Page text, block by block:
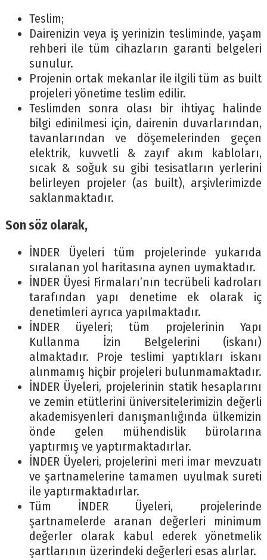
Teslim;
Dairenizin veya iş yerinizin tesliminde, yaşam
rehberi ile tüm cihazların garanti belgeleri
sunulur.
Projenin ortak mekanlar ile ilgili tüm as built
projeleri yönetime teslim edilir.
Teslimden sonra olası bir ihtiyaç halinde
bilgi edinilmesi için, dairenin duvarlarından,
tavanlarından ve döşemelerinden geçen
elektrik, kuvvetli & zayıf akım kabloları,
sıcak & soğuk su gibi tesisatların yerlerini
belirleyen projeler (as built), arşivlerimizde
saklanmaktadır.
Son söz olarak,
İNDER Üyeleri tüm projelerinde yukarıda
sıralanan yol haritasına aynen uymaktadır.
İNDER Üyesi Firmaları’nın tecrübeli kadroları
tarafından yapı denetime ek olarak iç
denetimleri ayrıca yapılmaktadır.
İNDER üyeleri; tüm projelerinin Yapı
Kullanma İzin Belgelerini (iskanı)
almaktadır. Proje teslimi yaptıkları iskanı
alınmamış hiçbir projeleri bulunmamaktadır.
İNDER Üyeleri, projelerinin statik hesaplarını
ve zemin etütlerini üniversitelerimizin değerli
akademisyenleri danışmanlığında ülkemizin
önde gelen mühendislik bürolarına
yaptırmış ve yaptırmaktadırlar.
İNDER Üyeleri, projelerini meri imar mevzuatı
ve şartnamelerine tamamen uyulmak sureti
ile yaptırmaktadırlar.
Tüm İNDER Üyeleri, projelerinde
şartnamelerde aranan değerleri minimum
değerler olarak kabul ederek yönetmelik
şartlarının üzerindeki değerleri esas alırlar.